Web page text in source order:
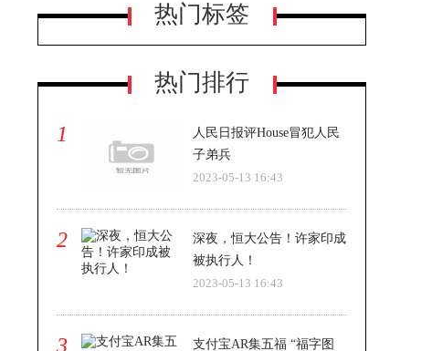
热门标签
热门排行
1
人民日报评House冒犯人民
子弟兵
2023-05-13 16:43
2
深夜，恒大公告！许家印成
被执行人！
2023-05-13 16:43
3
支付宝AR集五福 “福字图